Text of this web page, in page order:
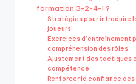
formation 3-2-4-1 ?
Stratégies pour introduire
joueurs
Exercices d’entraînement
compréhension des rôles
Ajustement des tactiques
compétence
Renforcer la confiance